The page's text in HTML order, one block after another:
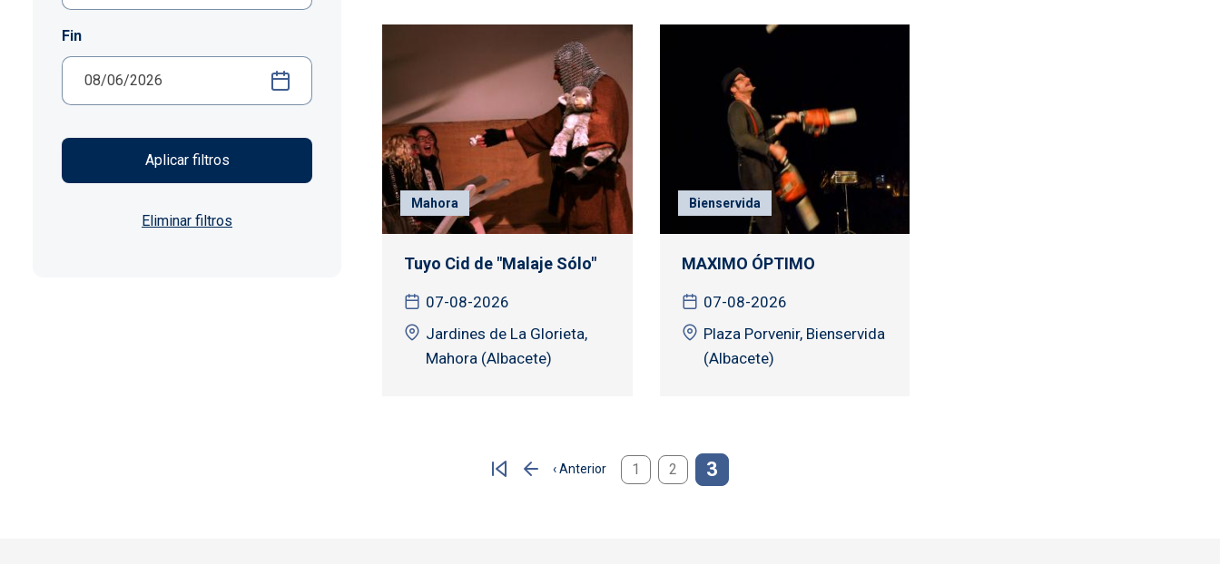
Fin
Mahora
Tuyo Cid de "Malaje Sólo"
07-08-2026
Jardines de La Glorieta,
Mahora (Albacete)
Bienservida
MAXIMO ÓPTIMO
07-08-2026
Plaza Porvenir, Bienservida
(Albacete)
‹ Anterior
Página anterior
1 2 3